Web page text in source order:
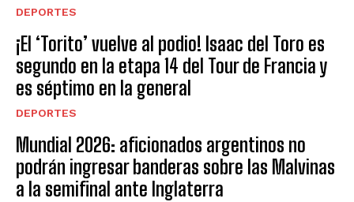
DEPORTES
¡El ‘Torito’ vuelve al podio! Isaac del Toro es
segundo en la etapa 14 del Tour de Francia y
es séptimo en la general
DEPORTES
Mundial 2026: aficionados argentinos no
podrán ingresar banderas sobre las Malvinas
a la semifinal ante Inglaterra